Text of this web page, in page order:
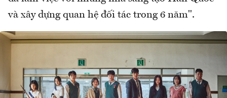
và xây dựng quan hệ đối tác trong 6 năm".